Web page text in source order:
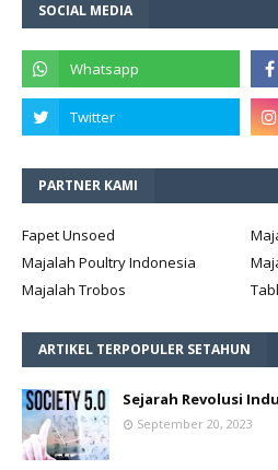
SOCIAL MEDIA
PARTNER KAMI
Fapet Unsoed
Majalah Poultry Indonesia
Majalah Trobos
ARTIKEL TERPOPULER SETAHUN
Sejarah Revolusi
September 20, 2023